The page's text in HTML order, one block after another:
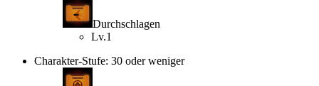
Durchschlagen
Lv.1
Charakter-Stufe: 30 oder weniger